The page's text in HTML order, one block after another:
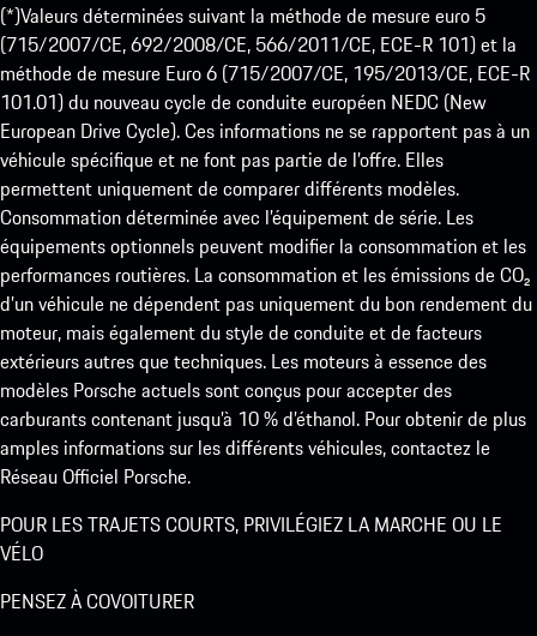
(*)Valeurs déterminées suivant la méthode de mesure euro 5
(715/2007/CE, 692/2008/CE, 566/2011/CE, ECE-R 101) et la
méthode de mesure Euro 6 (715/2007/CE, 195/2013/CE, ECE-R
101.01) du nouveau cycle de conduite européen NEDC (New
European Drive Cycle). Ces informations ne se rapportent pas à un
véhicule spécifique et ne font pas partie de l’offre. Elles
permettent uniquement de comparer différents modèles.
Consommation déterminée avec l’équipement de série. Les
équipements optionnels peuvent modifier la consommation et les
performances routières. La consommation et les émissions de CO₂
d’un véhicule ne dépendent pas uniquement du bon rendement du
moteur, mais également du style de conduite et de facteurs
extérieurs autres que techniques. Les moteurs à essence des
modèles Porsche actuels sont conçus pour accepter des
carburants contenant jusqu’à 10 % d’éthanol. Pour obtenir de plus
amples informations sur les différents véhicules, contactez le
Réseau Officiel Porsche.
POUR LES TRAJETS COURTS, PRIVILÉGIEZ LA MARCHE OU LE
VÉLO
PENSEZ À COVOITURER